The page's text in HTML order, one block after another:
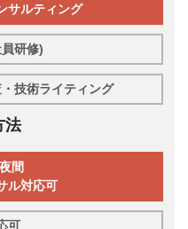
サルティング
研修)
技術ライティング
法
間
ル対応可
可